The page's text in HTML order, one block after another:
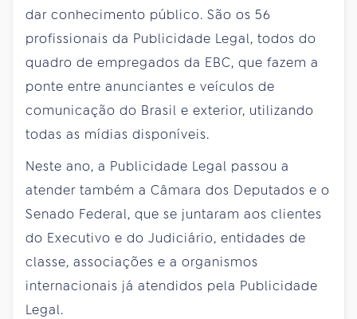
dar conhecimento público. São os 56
profissionais da Publicidade Legal, todos do
quadro de empregados da EBC, que fazem a
ponte entre anunciantes e veículos de
comunicação do Brasil e exterior, utilizando
todas as mídias disponíveis.
Neste ano, a Publicidade Legal passou a
atender também a Câmara dos Deputados e o
Senado Federal, que se juntaram aos clientes
do Executivo e do Judiciário, entidades de
classe, associações e a organismos
internacionais já atendidos pela Publicidade
Legal.